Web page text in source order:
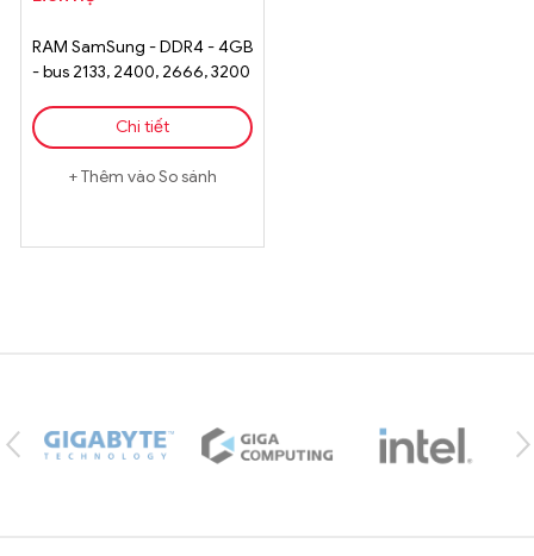
RAM SamSung - DDR4 - 4GB
- bus 2133, 2400, 2666, 3200
Chi tiết
Thêm vào So sánh